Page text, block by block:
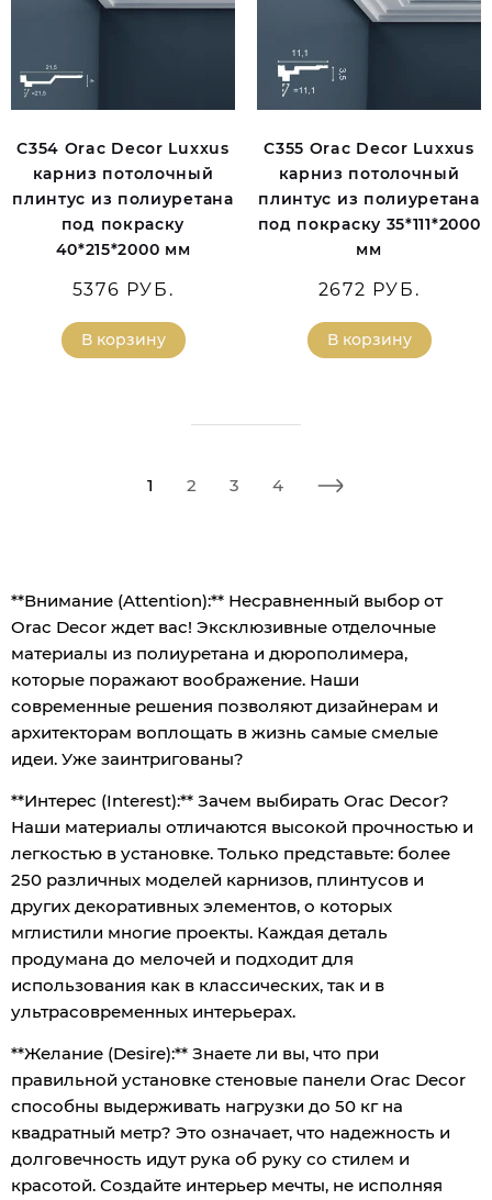
C354 Orac Decor Luxxus
карниз потолочный
плинтус из полиуретана
под покраску
40*215*2000 мм
5376 РУБ.
В корзину
C355 Orac Decor Luxxus
карниз потолочный
плинтус из полиуретана
под покраску 35*111*2000
мм
2672 РУБ.
В корзину
1 2 3 4
**Внимание (Attention):** Несравненный выбор от
Orac Decor ждет вас! Эксклюзивные отделочные
материалы из полиуретана и дюрополимера,
которые поражают воображение. Наши
современные решения позволяют дизайнерам и
архитекторам воплощать в жизнь самые смелые
идеи. Уже заинтригованы?
**Интерес (Interest):** Зачем выбирать Orac Decor?
Наши материалы отличаются высокой прочностью и
легкостью в установке. Только представьте: более
250 различных моделей карнизов, плинтусов и
других декоративных элементов, о которых
мглистили многие проекты. Каждая деталь
продумана до мелочей и подходит для
использования как в классических, так и в
ультрасовременных интерьерах.
**Желание (Desire):** Знаете ли вы, что при
правильной установке стеновые панели Orac Decor
способны выдерживать нагрузки до 50 кг на
квадратный метр? Это означает, что надежность и
долговечность идут рука об руку со стилем и
красотой. Создайте интерьер мечты, не исполняя